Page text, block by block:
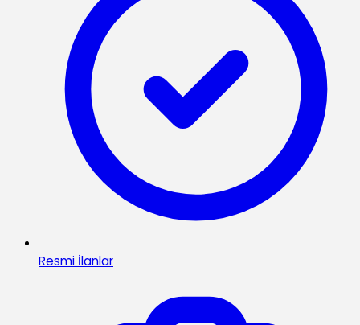
Resmi İlanlar